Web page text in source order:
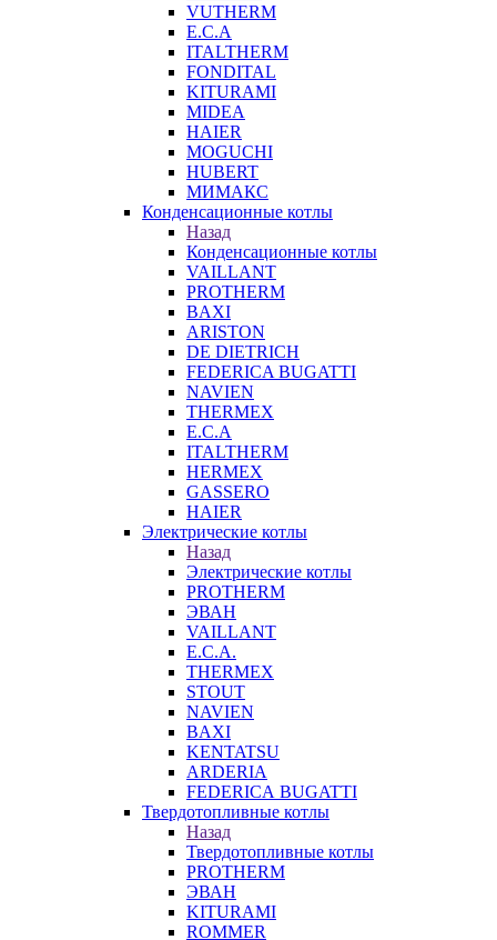
VUTHERM
E.C.A
ITALTHERM
FONDITAL
KITURAMI
MIDEA
HAIER
MOGUCHI
HUBERT
МИМАКС
Конденсационные котлы
Назад
Конденсационные котлы
VAILLANT
PROTHERM
BAXI
ARISTON
DE DIETRICH
FEDERICA BUGATTI
NAVIEN
THERMEX
E.C.A
ITALTHERM
HERMEX
GASSERO
HAIER
Электрические котлы
Назад
Электрические котлы
PROTHERM
ЭВАН
VAILLANT
E.C.A.
THERMEX
STOUT
NAVIEN
BAXI
KENTATSU
ARDERIA
FEDERICА BUGATTI
Твердотопливные котлы
Назад
Твердотопливные котлы
PROTHERM
ЭВАН
KITURAMI
ROMMER